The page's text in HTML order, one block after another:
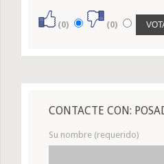
(0) (0)
CONTACTE CON:
Su nombre (requerido)